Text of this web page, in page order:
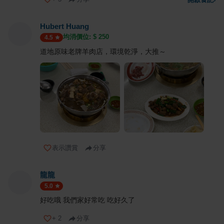
Hubert Huang
4.5 均消價位: $ 250
道地原味老牌羊肉店，環境乾淨，大推～
表示讚賞 分享
龍龍
5.0
好吃哦 我們家好常吃 吃好久了
+ 2 分享